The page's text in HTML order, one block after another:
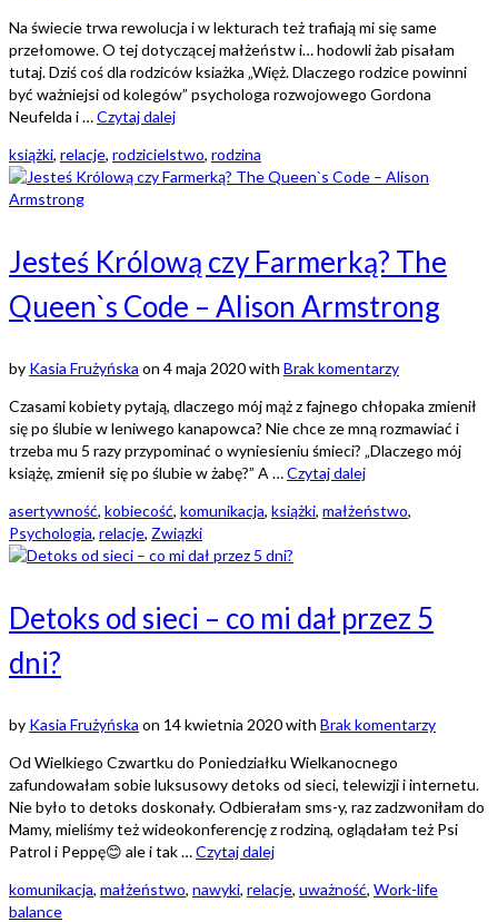
Na świecie trwa rewolucja i w lekturach też trafiają mi się same
przełomowe. O tej dotyczącej małżeństw i… hodowli żab pisałam
tutaj. Dziś coś dla rodziców ksiażka „Więż. Dlaczego rodzice powinni
być ważniejsi od kolegów” psychologa rozwojowego Gordona
Neufelda i …Czytaj dalej
książki, relacje, rodzicielstwo, rodzina
Jesteś Królową czy Farmerką? The
Queen`s Code – Alison Armstrong
by Kasia Frużyńska on 4 maja 2020with Brak komentarzy
Czasami kobiety pytają, dlaczego mój mąż z fajnego chłopaka zmienił
się po ślubie w leniwego kanapowca? Nie chce ze mną rozmawiać i
trzeba mu 5 razy przypominać o wyniesieniu śmieci? „Dlaczego mój
książę, zmienił się po ślubie w żabę?” A …Czytaj dalej
asertywność, kobiecość, komunikacja, książki, małżeństwo,
Psychologia, relacje, Związki
Detoks od sieci – co mi dał przez 5
dni?
by Kasia Frużyńska on 14 kwietnia 2020with Brak komentarzy
Od Wielkiego Czwartku do Poniedziałku Wielkanocnego
zafundowałam sobie luksusowy detoks od sieci, telewizji i internetu.
Nie było to detoks doskonały. Odbierałam sms-y, raz zadzwoniłam do
Mamy, mieliśmy też wideokonferencję z rodziną, oglądałam też Psi
Patrol i Peppę😊 ale i tak …Czytaj dalej
komunikacja, małżeństwo, nawyki, relacje, uważność, Work-life
balance